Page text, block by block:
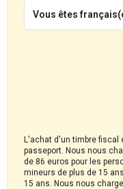
Vous êtes
L'achat d'un timbre fiscal
passeport. Nous nous
de 86 euros pour les
mineurs de plus de 15
15 ans. Nous nous